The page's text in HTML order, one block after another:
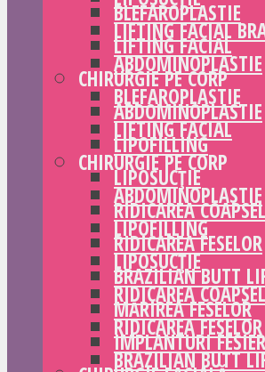
BLEFAROPLASTIE
LIFTING FACIAL
CHIRURGIE PE CORP
ABDOMINOPLASTIE
LIPOFILLING
LIPOSUCȚIE
RIDICAREA
RIDICAREA FESELOR
BRAZILIAN BUTT
MĂRIREA FESELOR
IMPLANTURI
LIFTING FACIAL
ABDOMINOPLASTIE
BLEFAROPLASTIE
LIFTING FACIAL
CHIRURGIE PE CORP
ABDOMINOPLASTIE
LIPOFILLING
LIPOSUCȚIE
RIDICAREA
RIDICAREA FESELOR
BRAZILIAN BUTT